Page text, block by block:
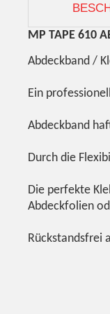
MP TAPE 610
Abdeckband /
Ein
Abdeckband
Durch die
Die perfekte
Abdeckfolien
Rückstandsfrei